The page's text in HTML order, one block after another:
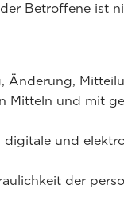
Betroffene ist
Änderung,
Mitteln und mit
und
der